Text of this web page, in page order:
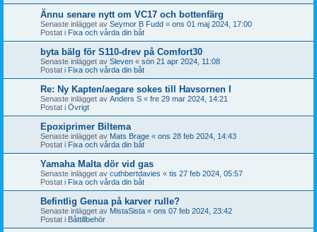
Ännu senare nytt om VC17 och bottenfärg
Senaste inlägget av Seymor B Fudd « ons 01 maj 2024, 17:00
Postat i Fixa och vårda din båt
byta bälg för S110-drev på Comfort30
Senaste inlägget av Sleven « sön 21 apr 2024, 11:08
Postat i Fixa och vårda din båt
Re: Ny Kapten/aegare sokes till Havsornen I
Senaste inlägget av Anders S « fre 29 mar 2024, 14:21
Postat i Övrigt
Epoxiprimer Biltema
Senaste inlägget av Mats Brage « ons 28 feb 2024, 14:43
Postat i Fixa och vårda din båt
Yamaha Malta dör vid gas
Senaste inlägget av cuthbertdavies « tis 27 feb 2024, 05:57
Postat i Fixa och vårda din båt
Befintlig Genua på karver rulle?
Senaste inlägget av MistaSista « ons 07 feb 2024, 23:42
Postat i Båttillbehör